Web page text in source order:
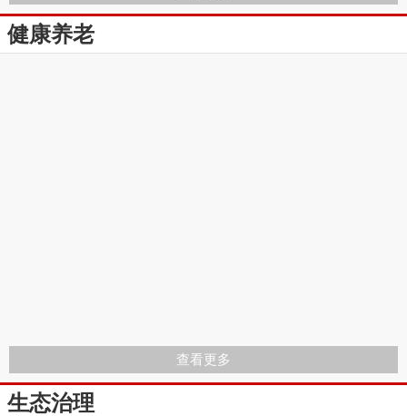
健康养老
查看更多
生态治理